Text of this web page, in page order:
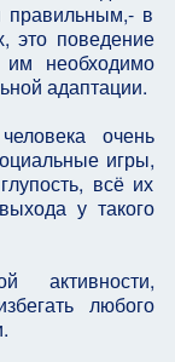
правильным,- в
это поведение
им необходимо
адаптации.
очень
игры,
всё их
у такого
активности,
любого